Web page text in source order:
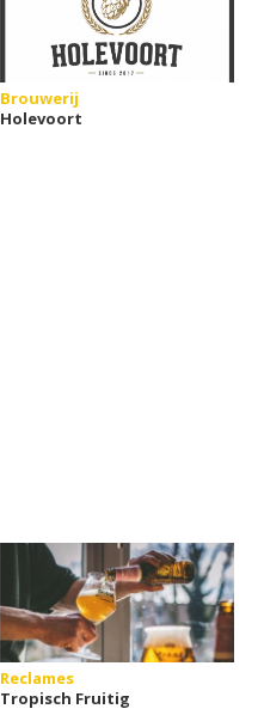
Brouwerij
Holevoort
Reclames
Tropisch Fruitig